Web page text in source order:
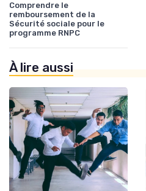
Comprendre le
remboursement de la
Sécurité sociale pour le
programme RNPC
À lire aussi